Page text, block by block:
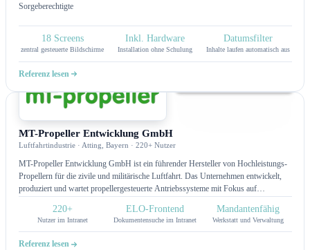
Sorgeberechtigte
18 Screens
zentral gesteuerte Bildschirme
Inkl. Hardware
Installation ohne Schulung
Datumsfilter
Inhalte laufen automatisch aus
Referenz lesen
MT-Propeller Entwicklung GmbH
Luftfahrtindustrie · Atting, Bayern · 220+ Nutzer
MT-Propeller Entwicklung GmbH ist ein führender Hersteller von Hochleistungs-
Propellern für die zivile und militärische Luftfahrt. Das Unternehmen entwickelt,
produziert und wartet propellergesteuerte Antriebssysteme mit Fokus auf
Geräuschentwicklung und höhere Effizienz sorgen. MT-Propeller beliefert
neben Neuproduktionen auch Retrofit-Lösungen, Wartung und Reparatur an. Mit
220+
Nutzer im Intranet
ELO-Frontend
Dokumentensuche im Intranet
Mandantenfähig
Werkstatt und Verwaltung
Referenz lesen